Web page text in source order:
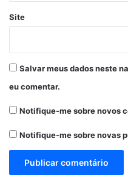
Site
Salvar meus dados neste
eu comentar.
Notifique-me sobre novos
Notifique-me sobre novas